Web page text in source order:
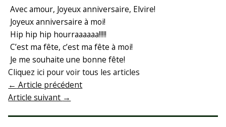
Avec amour, Joyeux anniversaire, Elvire!
Joyeux anniversaire à moi!
Hip hip hip hourraaaaaa!!!!!
C’est ma fête, c’est ma fête à moi!
Je me souhaite une bonne fête!
Cliquez ici pour voir tous les articles
← Article précédent
Article suivant →